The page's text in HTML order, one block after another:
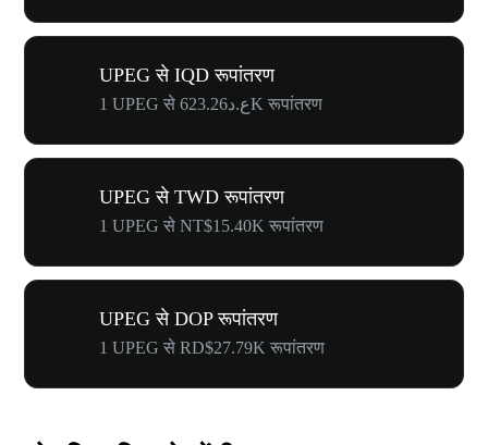
UPEG से IQD रूपांतरण
1 UPEG से ع.د623.26K रूपांतरण
UPEG से TWD रूपांतरण
1 UPEG से NT$15.40K रूपांतरण
UPEG से DOP रूपांतरण
1 UPEG से RD$27.79K रूपांतरण